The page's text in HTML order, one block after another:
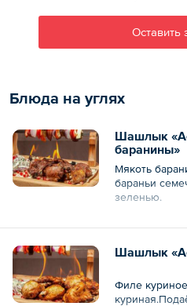
Оставить
Блюда на углях
Шашлык
баранины»
Мякоть
бараньи
зеленью.
Общий вес –
Шашлык
Филе